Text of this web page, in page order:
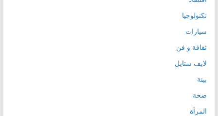
تكنولوجيا
سيارات
ثقافة و فن
لايف ستايل
بيئة
صحة
المرأة